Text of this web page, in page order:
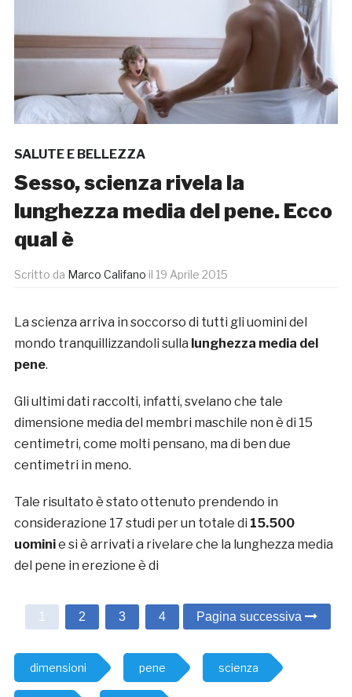
SALUTE E BELLEZZA
Sesso, scienza rivela la
lunghezza media del pene. Ecco
qual è
Scritto da Marco Califano il 19 Aprile 2015
La scienza arriva in soccorso di tutti gli uomini del
mondo tranquillizzandoli sulla lunghezza media del
pene.
Gli ultimi dati raccolti, infatti, svelano che tale
dimensione media del membri maschile non è di 15
centimetri, come molti pensano, ma di ben due
centimetri in meno.
Tale risultato è stato ottenuto prendendo in
considerazione 17 studi per un totale di 15.500
uominie si è arrivati a rivelare che la lunghezza media
del pene in erezione è di
1 2 3 4 Pagina successiva
dimensioni pene scienza